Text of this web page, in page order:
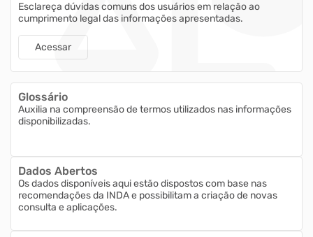
Esclareça dúvidas comuns dos usuários em relação ao
cumprimento legal das informações apresentadas.
Acessar
Glossário
Auxilia na compreensão de termos utilizados nas informações
disponibilizadas.
Dados Abertos
Os dados disponíveis aqui estão dispostos com base nas
recomendações da INDA e possibilitam a criação de novas
consulta e aplicações.